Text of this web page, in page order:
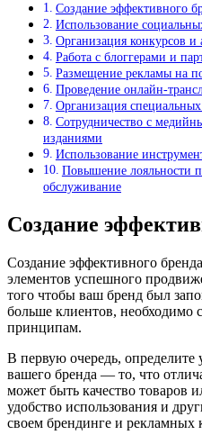
Создание эффективного
Использование
Организация конкурсов
Работа с блоггерами и
Размещение рекламы на
Проведение онлайн-
Организация
Сотрудничество с
изданиями
Использование
Повышение лояльности
обслуживание
Создание
Создание эффективного
элементов успешного
того чтобы ваш бренд был
больше клиентов, необходимо
принципам.
В первую очередь,
вашего бренда — то, что
может быть качество товаров
удобство использования и
своем брендинге и рекламных